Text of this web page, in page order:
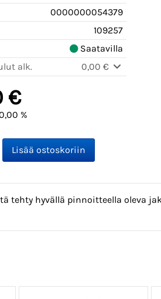
0000000054379
109257
Saatavilla
alk.
0,00 €
€
%
tehty hyvällä pinnoitteella oleva